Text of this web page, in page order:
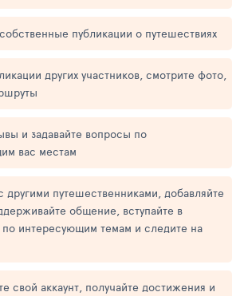
публикации о путешествиях
других участников, смотрите фото,
и задавайте вопросы по
вас местам
другими путешественниками, добавляйте
общение, вступайте в
интересующим темам и следите на
свой аккаунт, получайте достижения и